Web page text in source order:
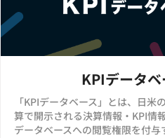
KPIデータベ
「KPIデータベース」とは、日米
算で開示される決算情報・KPI情
データベースへの閲覧権限を付与